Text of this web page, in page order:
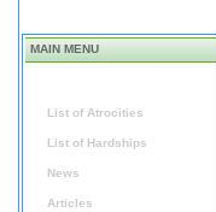
MAIN MENU
List of Atrocities
List of Hardships
News
Articles